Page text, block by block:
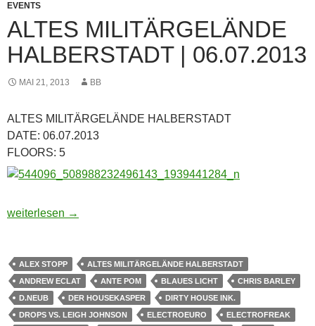
EVENTS
ALTES MILITÄRGELÄNDE
HALBERSTADT | 06.07.2013
MAI 21, 2013 BB
ALTES MILITÄRGELÄNDE HALBERSTADT
DATE: 06.07.2013
FLOORS: 5
ALTES MILITÄRGELÄNDE HALBERSTADT | 06.07.2013
weiterlesen →
ALEX STOPP
ALTES MILITÄRGELÄNDE HALBERSTADT
ANDREW ECLAT
ANTE POM BLAUES LICHT
CHRIS BARLEY
D.NEUB
DER HOUSEKASPER
DIRTY HOUSE INK.
DROPS VS. LEIGH JOHNSON
ELECTROEURO
ELECTROFREAK